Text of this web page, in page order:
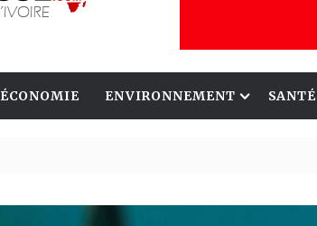
ÉCONOMIE ENVIRONNEMENT SANTÉ